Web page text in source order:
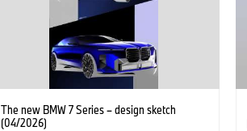
The new BMW 7 Series – design sketch
(04/2026)